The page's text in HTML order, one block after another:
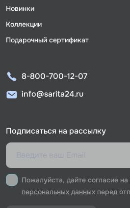
Новинки
Коллекции
Подарочный сертификат
8-800-700-12-07
info@sarita24.ru
Подписаться на рассылку
Пожалуйста, дайте согласие
персональных данных перед